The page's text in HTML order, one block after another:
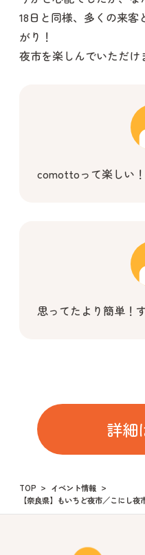
18日と同様、多くの来
がり！
夜市を楽しんでいただけ
comottoって楽しい
思ってたより簡単！
詳細
TOP
イベント情報
【奈良県】もいちど夜市／こにし